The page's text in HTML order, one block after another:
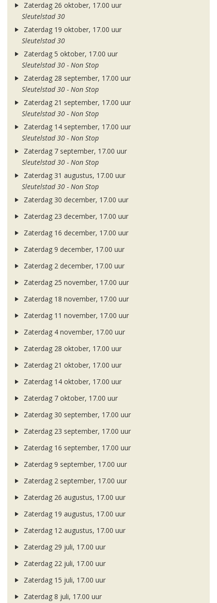
Zaterdag 26 oktober, 17.00 uur
Sleutelstad 30
Zaterdag 19 oktober, 17.00 uur
Sleutelstad 30
Zaterdag 5 oktober, 17.00 uur
Sleutelstad 30 - Non Stop
Zaterdag 28 september, 17.00 uur
Sleutelstad 30 - Non Stop
Zaterdag 21 september, 17.00 uur
Sleutelstad 30 - Non Stop
Zaterdag 14 september, 17.00 uur
Sleutelstad 30 - Non Stop
Zaterdag 7 september, 17.00 uur
Sleutelstad 30 - Non Stop
Zaterdag 31 augustus, 17.00 uur
Sleutelstad 30 - Non Stop
Zaterdag 30 december, 17.00 uur
Zaterdag 23 december, 17.00 uur
Zaterdag 16 december, 17.00 uur
Zaterdag 9 december, 17.00 uur
Zaterdag 2 december, 17.00 uur
Zaterdag 25 november, 17.00 uur
Zaterdag 18 november, 17.00 uur
Zaterdag 11 november, 17.00 uur
Zaterdag 4 november, 17.00 uur
Zaterdag 28 oktober, 17.00 uur
Zaterdag 21 oktober, 17.00 uur
Zaterdag 14 oktober, 17.00 uur
Zaterdag 7 oktober, 17.00 uur
Zaterdag 30 september, 17.00 uur
Zaterdag 23 september, 17.00 uur
Zaterdag 16 september, 17.00 uur
Zaterdag 9 september, 17.00 uur
Zaterdag 2 september, 17.00 uur
Zaterdag 26 augustus, 17.00 uur
Zaterdag 19 augustus, 17.00 uur
Zaterdag 12 augustus, 17.00 uur
Zaterdag 29 juli, 17.00 uur
Zaterdag 22 juli, 17.00 uur
Zaterdag 15 juli, 17.00 uur
Zaterdag 8 juli, 17.00 uur